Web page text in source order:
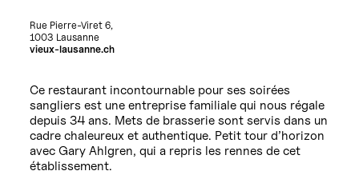
Rue Pierre-Viret 6,
1003 Lausanne
vieux-lausanne.ch
Ce restaurant incontournable pour ses soirées
sangliers est une entreprise familiale qui nous régale
depuis 34 ans. Mets de brasserie sont servis dans un
cadre chaleureux et authentique. Petit tour d’horizon
avec Gary Ahlgren, qui a repris les rennes de cet
établissement.